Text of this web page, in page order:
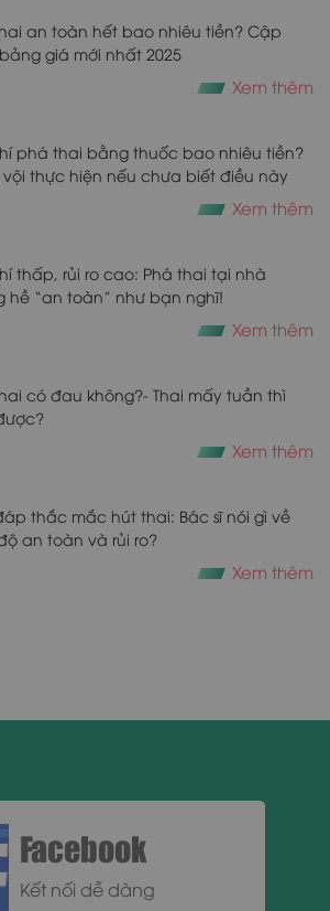
an toàn hết bao nhiêu tiền? Cập
giá mới nhất 2025
Xem thêm
phá thai bằng thuốc bao nhiêu tiền?
thực hiện nếu chưa biết điều này
Xem thêm
thấp, rủi ro cao: Phá thai tại nhà
hề “an toàn” như bạn nghĩ!
Xem thêm
có đau không?- Thai mấy tuần thì
Xem thêm
thắc mắc hút thai: Bác sĩ nói gì về
an toàn và rủi ro?
Xem thêm
Facebook
Kết nối dễ dàng